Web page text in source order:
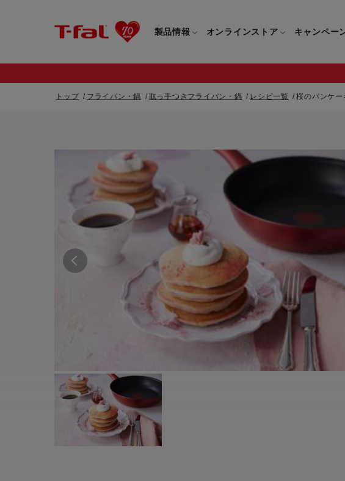
製品情報
すべてのフライパン・鍋
取っ手つきフライパン・鍋
取っ手のとれるフライパン・鍋
電気ケトル
すべての電気ケトル
圧力鍋・電気圧力鍋
すべての圧力鍋・電気圧力鍋
圧力鍋
オンラインストア
すべてのフライパン・鍋一覧
取っ手つきフライパン・鍋一覧
取っ手のとれるフライパン・鍋一覧
すべての電気ケトル一覧
圧力鍋・電気圧力鍋一覧
すべての圧力鍋・電気圧力鍋一覧
圧力鍋一覧
電気圧力鍋一覧
すべてのキッ
キッチンナイ
ドリンクウェア
キッチンツール
カトラリー一覧
炊飯器一覧
すべての炊飯器
キャンペー
重要なお知らせ 製品についての
ご購入について
トップ フライパン・鍋 取っ手つきフライパン・鍋 レシピ一覧 桜のパンケー